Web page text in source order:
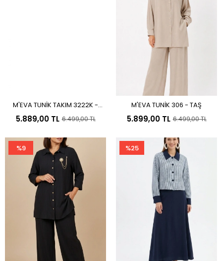
Sepete Ekle
M'EVA TUNİK TAKIM 3222K -
LACİVERT
5.889,00 TL 6.499,00 TL
Sepete Ekle
M'EVA TUNİK 306 - TAŞ
5.899,00 TL 6.499,00 TL
%9 %25